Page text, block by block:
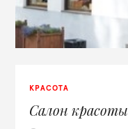
КРАСОТА
Салон красоты